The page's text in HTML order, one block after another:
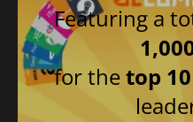
Featuring a
for thetop